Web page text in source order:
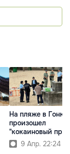
На пляже в
произошел
"кокаиновый
9 Апр. 22:24